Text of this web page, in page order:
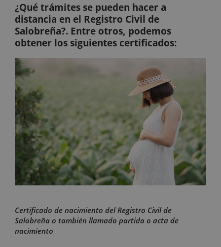
¿Qué trámites se pueden hacer a
distancia en el Registro Civil de
Salobreña?. Entre otros, podemos
obtener los siguientes certificados:
Certificado de nacimiento del Registro Civil de
Salobreña o también llamado partida o acta de
nacimiento